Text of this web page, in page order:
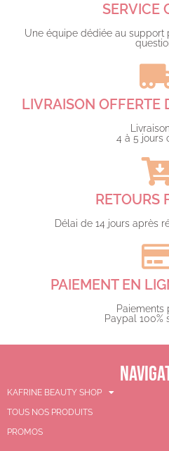
SERVICE
Une équipe dédiée au support
LIVRAISON
4 à 5 jours
RETOURS
Délai de 14 jours après
PAIEMENT EN
Paiements
Paypal 100%
KAFRINE BEAUTY SHOP
TOUS NOS PRODUITS
PROMOS